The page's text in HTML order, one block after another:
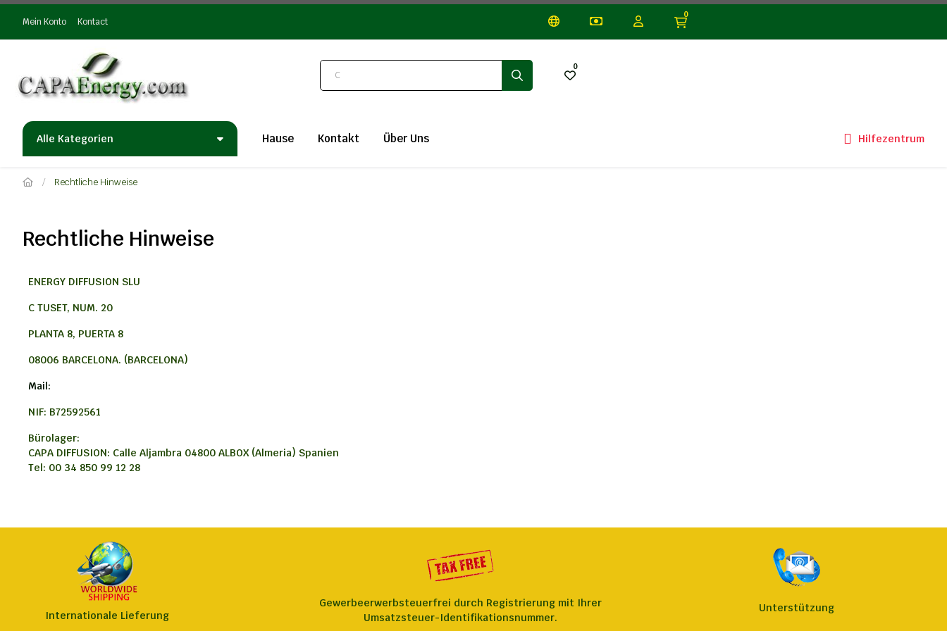
Mein Konto Kontact
0
0
Alle Kategorien Hause Kontakt Über Uns Hilfezentrum
Rechtliche Hinweise
Rechtliche Hinweise
ENERGY DIFFUSION SLU
C TUSET, NUM. 20
PLANTA 8, PUERTA 8
08006 BARCELONA. (BARCELONA)
Mail:
NIF: B72592561
Bürolager:
CAPA DIFFUSION: Calle Aljambra 04800 ALBOX (Almeria) Spanien
Tel: 00 34 850 99 12 28
Internationale Lieferung
Gewerbeerwerbsteuerfrei durch Registrierung mit Ihrer
Umsatzsteuer-Identifikationsnummer.
Unterstützung